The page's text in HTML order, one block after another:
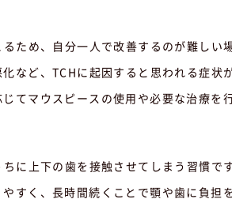
ため、自分一人で改善するのが難しい
など、TCHに起因すると思われる症状
てマウスピースの使用や必要な治療を
に上下の歯を接触させてしまう習慣です
すく、長時間続くことで顎や歯に負担